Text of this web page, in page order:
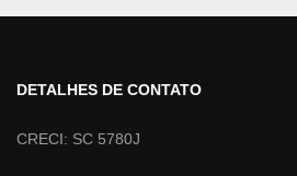
DETALHES DE CONTATO
CRECI: SC 5780J